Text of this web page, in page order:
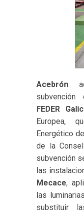
Acebrón
subvención
FEDER
Europea,
Energético
de la
subvención
las
Mecace,
las
substituir